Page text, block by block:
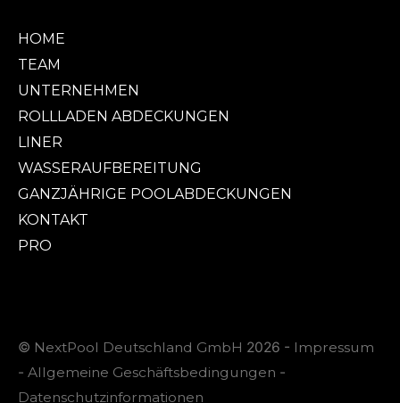
HOME
TEAM
UNTERNEHMEN
ROLLLADEN ABDECKUNGEN
LINER
WASSERAUFBEREITUNG
GANZJÄHRIGE POOLABDECKUNGEN
KONTAKT
PRO
© NextPool Deutschland GmbH 2026 - Impressum
- Allgemeine Geschäftsbedingungen -
Datenschutzinformationen